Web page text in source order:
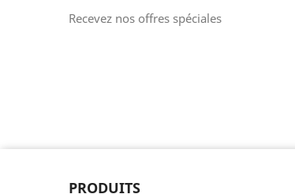
Recevez nos offres spéciales
PRODUITS